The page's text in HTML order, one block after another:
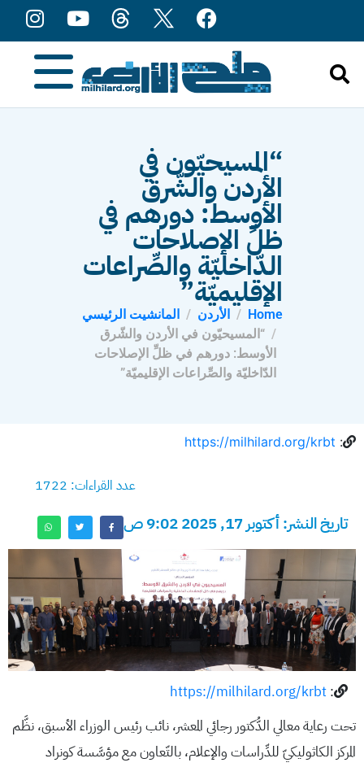
“المسيحيّون في
الأردن والشّرق
الأوسط: دورهم في
ظلِّ الإصلاحات
الدّاخليّة والصِّراعات
الإقليميّة”
Home الأردن
المانشيت الرئيسي
“المسيحيّون في الأردن والشّرق
الأوسط: دورهم في ظلِّ الإصلاحات
الدّاخليّة والصِّراعات الإقليميّة”
:
https://milhilard.org/krbt
عدد القراءات: 1722
تاريخ النشر: أكتوبر 17, 2025 9:02 ص
:
https://milhilard.org/krbt
تحت رعاية معالي الدُّكتور رجائي المعشر، نائب رئيس الوزراء الأسبق، نظَّم
المركز الكاثوليكيّ للدِّراسات والإعلام، بالتّعاون مع مؤسَّسة كونراد